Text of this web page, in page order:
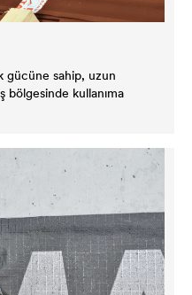
gücüne sahip, uzun
bölgesinde kullanıma